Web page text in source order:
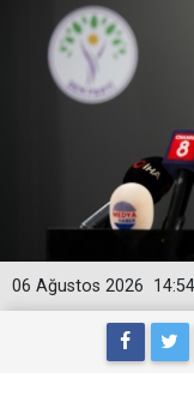
14:54
06 Ağustos 2026